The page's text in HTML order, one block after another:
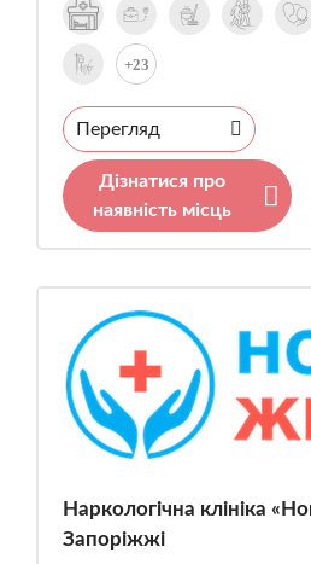
+23
Перегляд
Дізнатися про
наявність місць
Наркологічна клініка
Запоріжжі